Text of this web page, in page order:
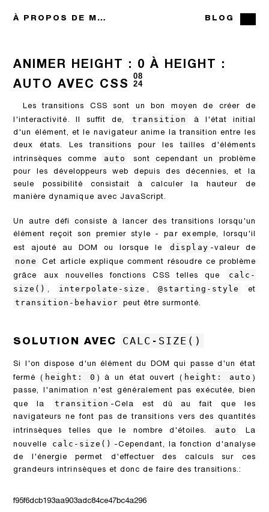
À PROPOS DE MOI BLOG
ANIMER HEIGHT : 0 À HEIGHT :
AUTO AVEC CSS
08
24
Les transitions CSS sont un bon moyen de créer de
l'interactivité. Il suffit de,
transition
à l'état initial
d'un élément, et le navigateur anime la transition entre les
deux états. Les transitions pour les tailles d'éléments
intrinsèques comme
auto
sont cependant un problème
pour les développeurs web depuis des décennies, et la
seule possibilité consistait à calculer la hauteur de
manière dynamique avec JavaScript.
Un autre défi consiste à lancer des transitions lorsqu'un
élément reçoit son premier style - par exemple, lorsqu'il
est ajouté au DOM ou lorsque le
display -valeur de
none
Cet article explique comment résoudre ce problème
grâce aux nouvelles fonctions CSS telles que
calc-
size() , interpolate-size , @starting-style et
transition-behavior peut être surmonté.
SOLUTION AVEC CALC-SIZE()
Si l'on dispose d'un élément du DOM qui passe d'un état
fermé ( height: 0 ) à un état ouvert ( height: auto )
passe, l'animation n'est généralement pas exécutée, bien
que la
transition -Cela est dû au fait que les
navigateurs ne font pas de transitions vers des quantités
intrinsèques telles que le nombre d'étoiles.
auto
La
nouvelle
calc-size()
-Cependant, la fonction d'analyse
de l'énergie permet d'effectuer des calculs sur ces
grandeurs intrinsèques et donc de faire des transitions.:
f95f6dcb193aa903adc84ce47bc4a296